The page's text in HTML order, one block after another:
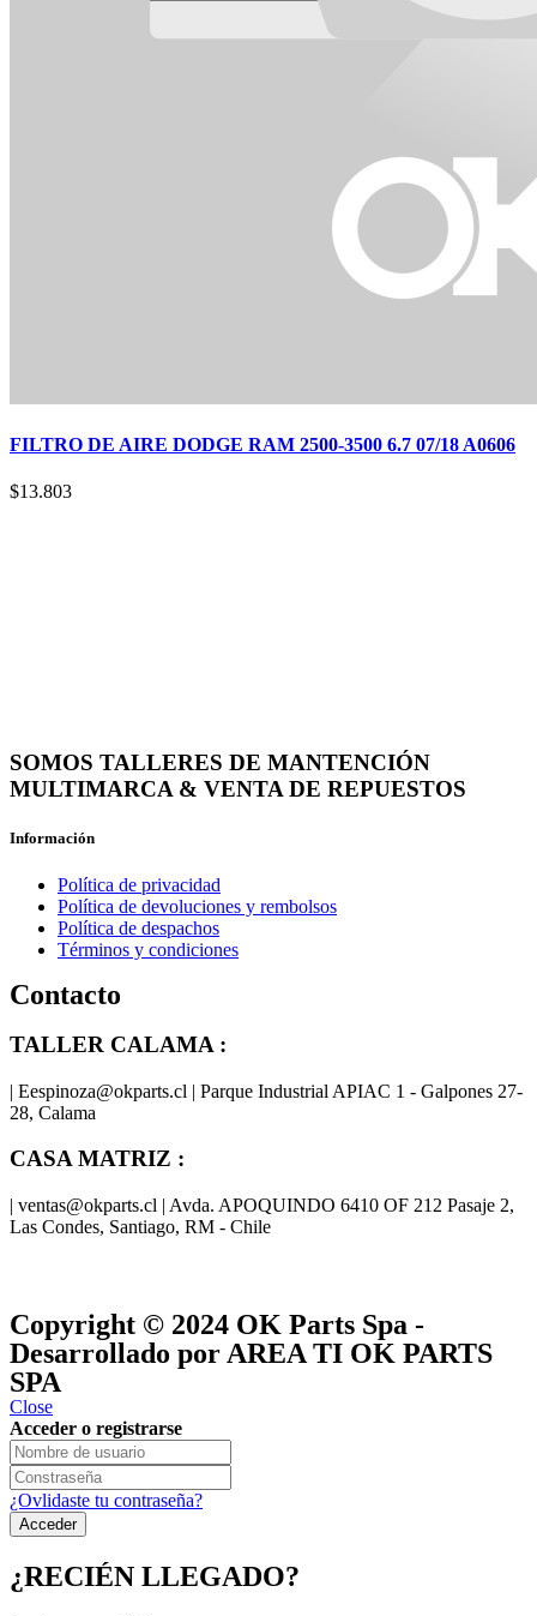
FILTRO DE AIRE DODGE RAM 2500-3500 6.7 07/18 A0606
$13.803
SOMOS TALLERES DE MANTENCIÓN
MULTIMARCA & VENTA DE REPUESTOS
Información
Política de privacidad
Política de devoluciones y rembolsos
Política de despachos
Términos y condiciones
Contacto
TALLER CALAMA :
| Eespinoza@okparts.cl | Parque Industrial APIAC 1 - Galpones 27-
28, Calama
CASA MATRIZ :
| ventas@okparts.cl | Avda. APOQUINDO 6410 OF 212 Pasaje 2,
Las Condes, Santiago, RM - Chile
Copyright © 2024 OK Parts Spa -
Desarrollado por AREA TI OK PARTS
SPA
Close
Acceder o registrarse
¿Ovlidaste tu contraseña?
¿RECIÉN LLEGADO?